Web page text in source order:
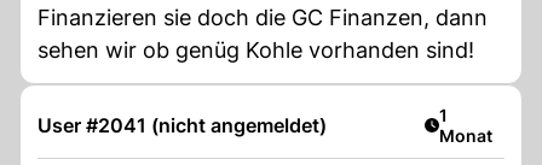
Finanzieren sie doch die GC Finanzen, dann
sehen wir ob genüg Kohle vorhanden sind!
User #2041 (nicht angemeldet) Artikel
1
Monat